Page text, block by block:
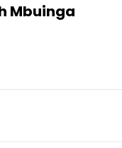
Mbuinga